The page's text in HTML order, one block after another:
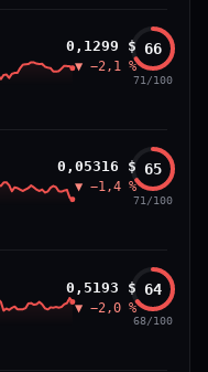
volume 24 h atone
30 J
%
83
64
72
52
0,1299 $
▼ −2,1 %
66
71/100
83
81
54
52
0,05316 $
▼ −1,4 %
65
71/100
65
90
72
52
0,5193 $
▼ −2,0 %
64
68/100